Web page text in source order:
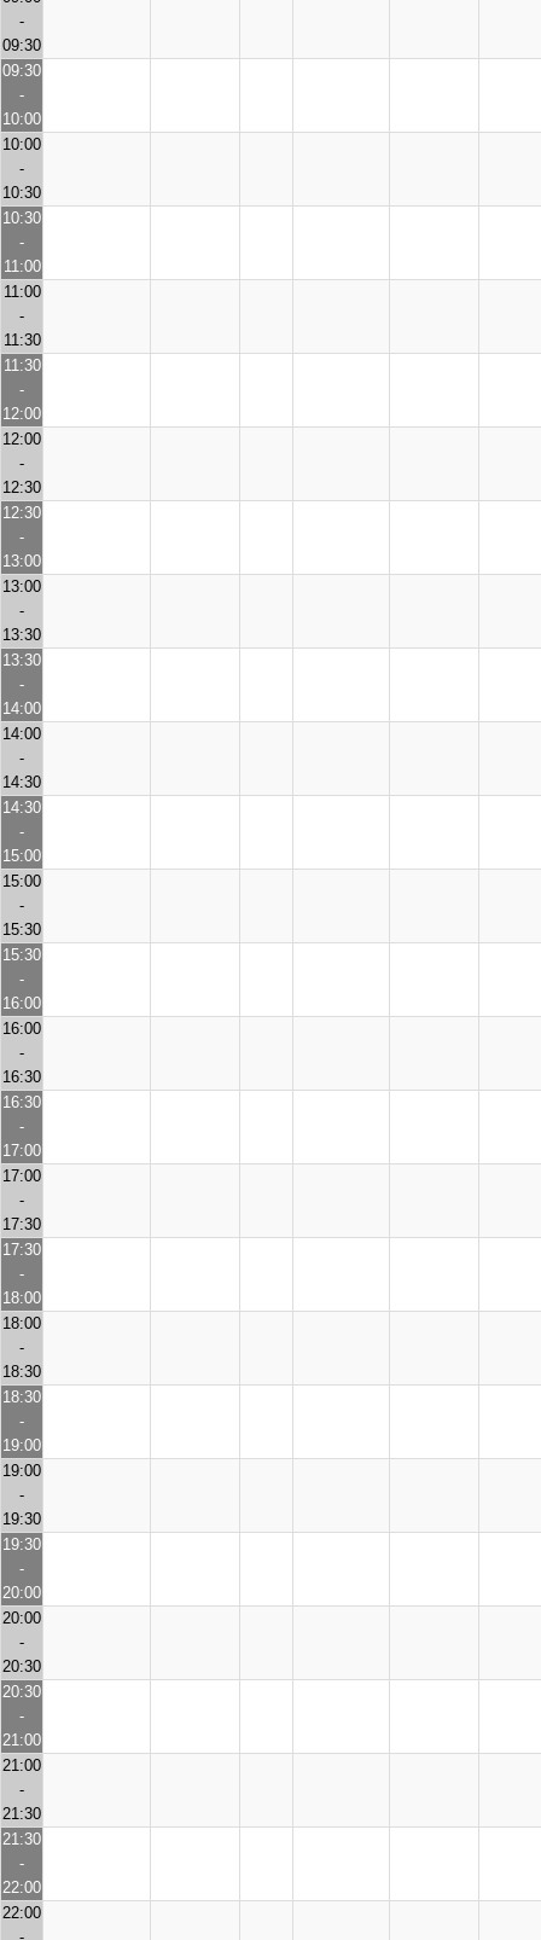
-
09:30
09:30
-
10:00
10:00
-
10:30
10:30
-
11:00
11:00
-
11:30
11:30
-
12:00
12:00
-
12:30
12:30
-
13:00
13:00
-
13:30
13:30
-
14:00
14:00
-
14:30
14:30
-
15:00
15:00
-
15:30
15:30
-
16:00
16:00
-
16:30
16:30
-
17:00
17:00
-
17:30
17:30
-
18:00
18:00
-
18:30
18:30
-
19:00
19:00
-
19:30
19:30
-
20:00
20:00
-
20:30
20:30
-
21:00
21:00
-
21:30
21:30
-
22:00
22:00